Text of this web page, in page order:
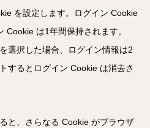
を設定します。ログイン Cookie
Cookie は1年間保持されます。
選択した場合、ログイン情報は2
するとログイン Cookie は消去さ
と、さらなる Cookie がブラウザ